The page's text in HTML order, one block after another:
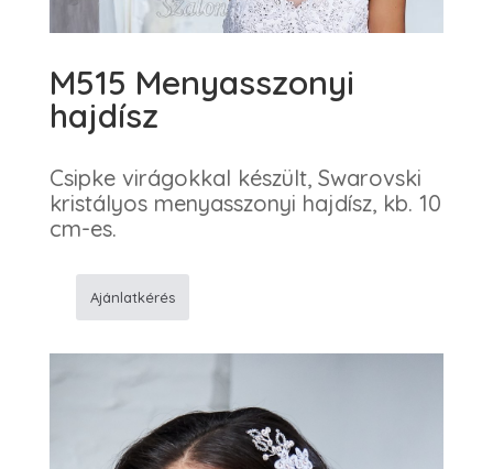
M515 Menyasszonyi
hajdísz
Csipke virágokkal készült, Swarovski
kristályos menyasszonyi hajdísz, kb. 10
cm-es.
hajdísz
Ajánlatkérés